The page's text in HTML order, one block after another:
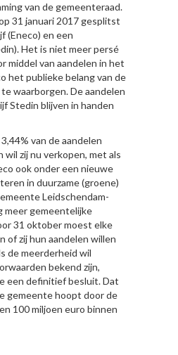
van de gemeenteraad.
31 januari 2017 gesplitst
(Eneco) en een
Het is niet meer persé
middel van aandelen in het
het publieke belang van de
waarborgen. De aandelen
Stedin blijven in handen
van de aandelen
wil zij nu verkopen, met als
ook onder een nieuwe
in duurzame (groene)
Leidschendam-
meer gemeentelijke
31 oktober moest elke
of zij hun aandelen willen
de meerderheid wil
bekend zijn,
een definitief besluit. Dat
gemeente hoopt door de
100 miljoen euro binnen